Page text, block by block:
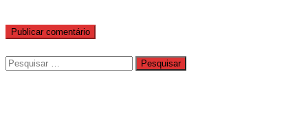
Pesquisar
por: